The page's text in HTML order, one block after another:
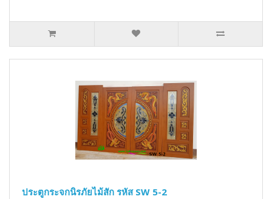
ประตูกระจกนิรภัยไม้สัก รหัส SW 5-2